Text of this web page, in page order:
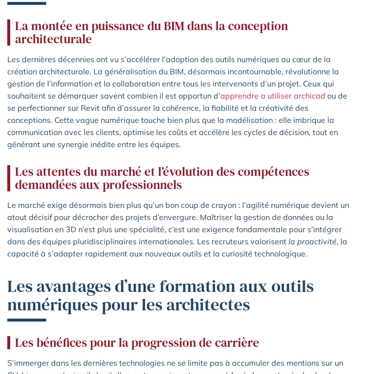
La montée en puissance du BIM dans la conception
architecturale
Les dernières décennies ont vu s’accélérer l’adoption des outils numériques au cœur de la
création architecturale. La généralisation du BIM, désormais incontournable, révolutionne la
gestion de l’information et la collaboration entre tous les intervenants d’un projet. Ceux qui
souhaitent se démarquer savent combien il est opportun d’apprendre a utiliser archicad ou de
se perfectionner sur Revit afin d’assurer la cohérence, la fiabilité et la créativité des
conceptions. Cette vague numérique touche bien plus que la modélisation : elle imbrique la
communication avec les clients, optimise les coûts et accélère les cycles de décision, tout en
générant une synergie inédite entre les équipes.
Les attentes du marché et l’évolution des compétences
demandées aux professionnels
Le marché exige désormais bien plus qu’un bon coup de crayon : l’agilité numérique devient un
atout décisif pour décrocher des projets d’envergure. Maîtriser la gestion de données ou la
visualisation en 3D n’est plus une spécialité, c’est une exigence fondamentale pour s’intégrer
dans des équipes pluridisciplinaires internationales. Les recruteurs valorisent la proactivité, la
capacité à s’adapter rapidement aux nouveaux outils et la curiosité technologique.
Les avantages d’une formation aux outils
numériques pour les architectes
Les bénéfices pour la progression de carrière
S’immerger dans les dernières technologies ne se limite pas à accumuler des mentions sur un